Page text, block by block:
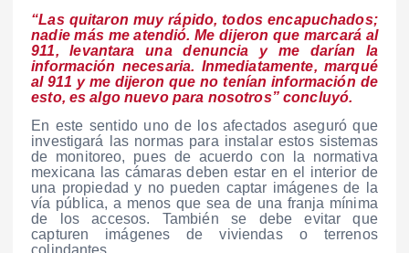
“Las quitaron muy rápido, todos encapuchados;
nadie más me atendió. Me dijeron que marcará al
911, levantara una denuncia y me darían la
información necesaria. Inmediatamente, marqué
al 911 y me dijeron que no tenían información de
esto, es algo nuevo para nosotros” concluyó.
En este sentido uno de los afectados aseguró que
investigará las normas para instalar estos sistemas
de monitoreo, pues de acuerdo con la normativa
mexicana las cámaras deben estar en el interior de
una propiedad y no pueden captar imágenes de la
vía pública, a menos que sea de una franja mínima
de los accesos. También se debe evitar que
capturen imágenes de viviendas o terrenos
colindantes.